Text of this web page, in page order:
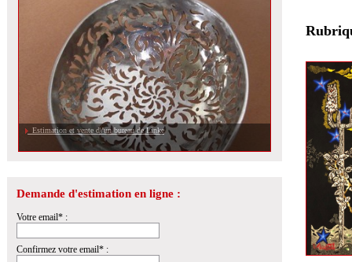
Estimation et vente d\'un bureau de Linke
Demande d'estimation en ligne :
Votre email* :
Confirmez votre email* :